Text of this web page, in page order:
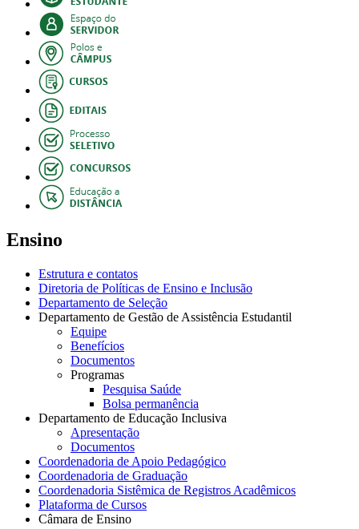
Ensino
Estrutura e contatos
Diretoria de Políticas de Ensino e Inclusão
Departamento de Seleção
Departamento de Gestão de Assistência Estudantil
Equipe
Benefícios
Documentos
Programas
Pesquisa Saúde
Bolsa permanência
Departamento de Educação Inclusiva
Apresentação
Documentos
Coordenadoria de Apoio Pedagógico
Coordenadoria de Graduação
Coordenadoria Sistêmica de Registros Acadêmicos
Plataforma de Cursos
Câmara de Ensino